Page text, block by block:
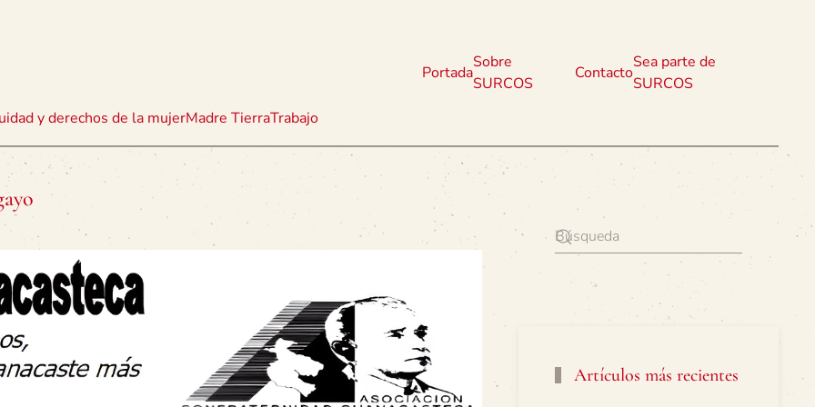
y derechos de la mujerMadre TierraTrabajo
Portada
Sobre
SURCOS
Contacto
Sea parte de
SURCOS
Artículos más recientes